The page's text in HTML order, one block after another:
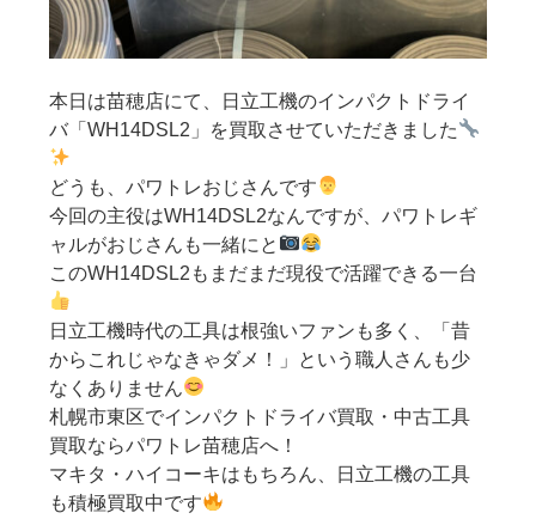
本日は苗穂店にて、日立工機のインパクトドライ
バ「WH14DSL2」を買取させていただきました
どうも、パワトレおじさんです
今回の主役はWH14DSL2なんですが、パワトレギ
ャルがおじさんも一緒にと
このWH14DSL2もまだまだ現役で活躍できる一台
日立工機時代の工具は根強いファンも多く、「昔
からこれじゃなきゃダメ！」という職人さんも少
なくありません
札幌市東区でインパクトドライバ買取・中古工具
買取ならパワトレ苗穂店へ！
マキタ・ハイコーキはもちろん、日立工機の工具
も積極買取中です